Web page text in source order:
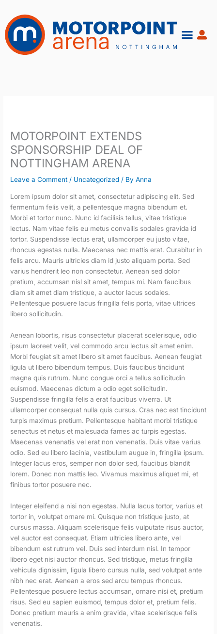
content
MOTORPOINT EXTENDS
SPONSORSHIP DEAL OF
NOTTINGHAM ARENA
Leave a Comment / Uncategorized / ByAnna
Lorem ipsum dolor sit amet, consectetur adipiscing elit. Sed
fermentum felis velit, a pellentesque magna bibendum et.
Morbi et tortor nunc. Nunc id facilisis tellus, vitae tristique
lectus. Nam vitae felis eu metus convallis sodales gravida id
tortor. Suspendisse lectus erat, ullamcorper eu justo vitae,
rhoncus egestas nulla. Maecenas nec mattis erat. Curabitur in
felis arcu. Mauris ultricies diam id justo aliquam porta. Sed
varius hendrerit leo non consectetur. Aenean sed dolor
pretium, accumsan nisl sit amet, tempus mi. Nam faucibus
diam sit amet diam tristique, a auctor lacus sodales.
Pellentesque posuere lacus fringilla felis porta, vitae ultrices
libero sollicitudin.
Aenean lobortis, risus consectetur placerat scelerisque, odio
ipsum laoreet velit, vel commodo arcu lectus sit amet enim.
Morbi feugiat sit amet libero sit amet faucibus. Aenean feugiat
ligula ut libero bibendum tempus. Duis faucibus tincidunt
magna quis rutrum. Nunc congue orci a tellus sollicitudin
euismod. Maecenas dictum a odio eget sollicitudin.
Suspendisse fringilla felis a erat faucibus viverra. Ut
ullamcorper consequat nulla quis cursus. Cras nec est tincidunt
turpis maximus pretium. Pellentesque habitant morbi tristique
senectus et netus et malesuada fames ac turpis egestas.
Maecenas venenatis vel erat non venenatis. Duis vitae varius
odio. Sed eu libero lacinia, vestibulum augue in, fringilla ipsum.
Integer lacus eros, semper non dolor sed, faucibus blandit
lorem. Donec non mattis leo. Vivamus maximus aliquet mi, et
finibus tortor posuere nec.
Integer eleifend a nisi non egestas. Nulla lacus tortor, varius et
tortor in, volutpat ornare mi. Quisque non tristique justo, at
cursus massa. Aliquam scelerisque felis vulputate risus auctor,
vel auctor est consequat. Etiam ultricies libero ante, vel
bibendum est rutrum vel. Duis sed interdum nisl. In tempor
libero eget nisi auctor rhoncus. Sed tristique, metus fringilla
vehicula dignissim, ligula libero cursus nulla, sed volutpat ante
nibh nec erat. Aenean a eros sed arcu tempus rhoncus.
Pellentesque posuere lectus accumsan, ornare nisi et, pretium
risus. Sed eu sapien euismod, tempus dolor et, pretium felis.
Donec pretium mauris a enim gravida, vitae scelerisque felis
venenatis.